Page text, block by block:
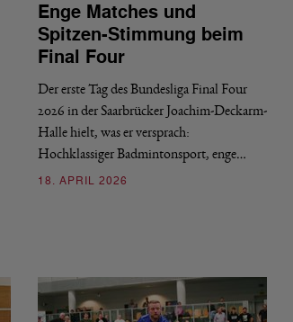
Enge Matches und
Spitzen-Stimmung beim
Final Four
Der erste Tag des Bundesliga Final Four
2026 in der Saarbrücker Joachim-Deckarm-
Halle hielt, was er versprach:
Hochklassiger Badmintonsport, enge…
18. APRIL 2026